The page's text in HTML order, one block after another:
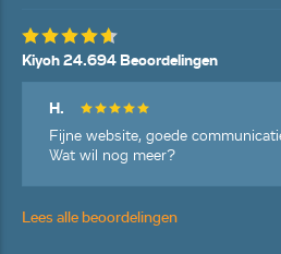
Kiyoh 24.694 Beoordelingen
H.
Fijne website, goede
Wat wil nog meer?
Lees alle beoordelingen